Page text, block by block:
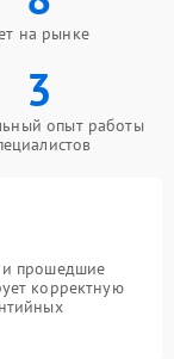
на рынке
3
опыт работы
и прошедшие
корректную